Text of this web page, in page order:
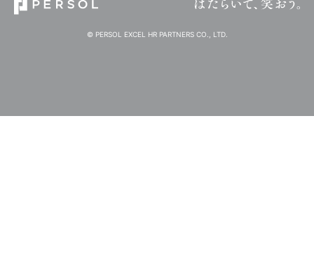
© PERSOL EXCEL HR PARTNERS CO., LTD.